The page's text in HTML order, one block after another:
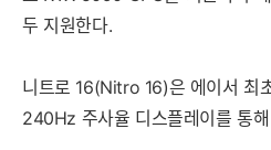
두 지원한다.
니트로 16(Nitro 16)은 에이서 최
240Hz 주사율 디스플레이를 통